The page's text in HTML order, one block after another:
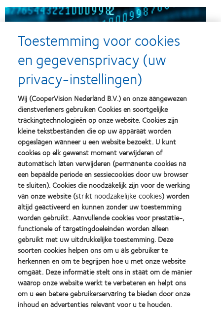
Comment les données font croître votre pratique
Toestemming voor cookies
en gegevensprivacy (uw
privacy-instellingen)
Wij (CooperVision Nederland B.V.) en onze aangewezen
dienstverleners gebruiken Cookies en soortgelijke
trackingtechnologieën op onze website. Cookies zijn
kleine tekstbestanden die op uw apparaat worden
opgeslagen wanneer u een website bezoekt. U kunt
cookies op elk gewenst moment verwijderen of
automatisch laten verwijderen (permanente cookies na
een bepaalde periode en sessiecookies door uw browser
te sluiten). Cookies die noodzakelijk zijn voor de werking
van onze website (strikt noodzakelijke cookies) worden
altijd geactiveerd en kunnen zonder uw toestemming
worden gebruikt. Aanvullende cookies voor prestatie-,
functionele of targetingdoeleinden worden alleen
gebruikt met uw uitdrukkelijke toestemming. Deze
soorten cookies helpen ons om u als gebruiker te
herkennen en om te begrijpen hoe u met onze website
omgaat. Deze informatie stelt ons in staat om de manier
waarop onze website werkt te verbeteren en helpt ons
om u een betere gebruikerservaring te bieden door onze
inhoud en advertenties relevant voor u te houden.